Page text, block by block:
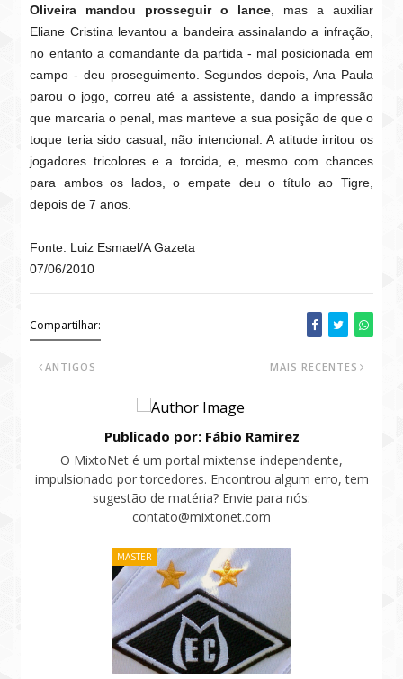
Oliveira mandou prosseguir o lance, mas a auxiliar
Eliane Cristina levantou a bandeira assinalando a infração,
no entanto a comandante da partida - mal posicionada em
campo - deu proseguimento. Segundos depois, Ana Paula
parou o jogo, correu até a assistente, dando a impressão
que marcaria o penal, mas manteve a sua posição de que o
toque teria sido casual, não intencional. A atitude irritou os
jogadores tricolores e a torcida, e, mesmo com chances
para ambos os lados, o empate deu o título ao Tigre,
depois de 7 anos.
Fonte: Luiz Esmael/A Gazeta
07/06/2010
Compartilhar:
MAIS RECENTES
ANTIGOS
Publicado por: Fábio Ramirez
O MixtoNet é um portal mixtense independente,
impulsionado por torcedores. Encontrou algum erro, tem
sugestão de matéria? Envie para nós:
contato@mixtonet.com
MASTER